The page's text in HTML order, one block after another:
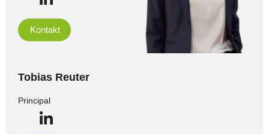
Kontakt
Tobias Reuter
Principal